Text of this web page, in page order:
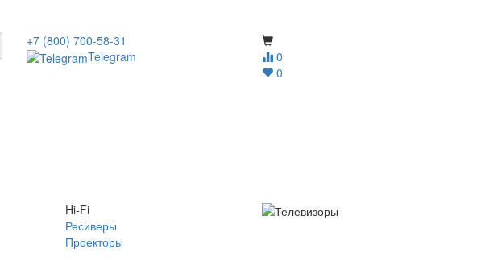
0
0
+7 (800) 700-58-31
Telegram
Hi-Fi
Ресиверы
Проекторы